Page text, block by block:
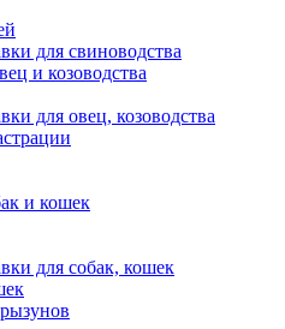
для свиноводства
и козоводства
для овец, козоводства
и кошек
для собак, кошек